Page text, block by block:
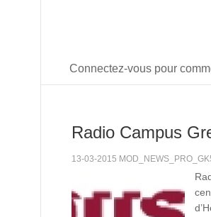
Connectez-vous pour
Radio Campus
13-03-2015